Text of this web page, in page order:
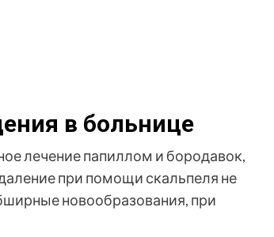
в больнице
лечение папиллом и бородавок,
при помощи скальпеля не
новообразования, при